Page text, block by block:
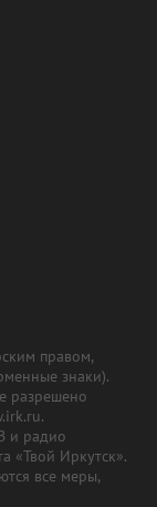
правом,
знаки).
разрешено
и радио
«Твой Иркутск».
все меры,